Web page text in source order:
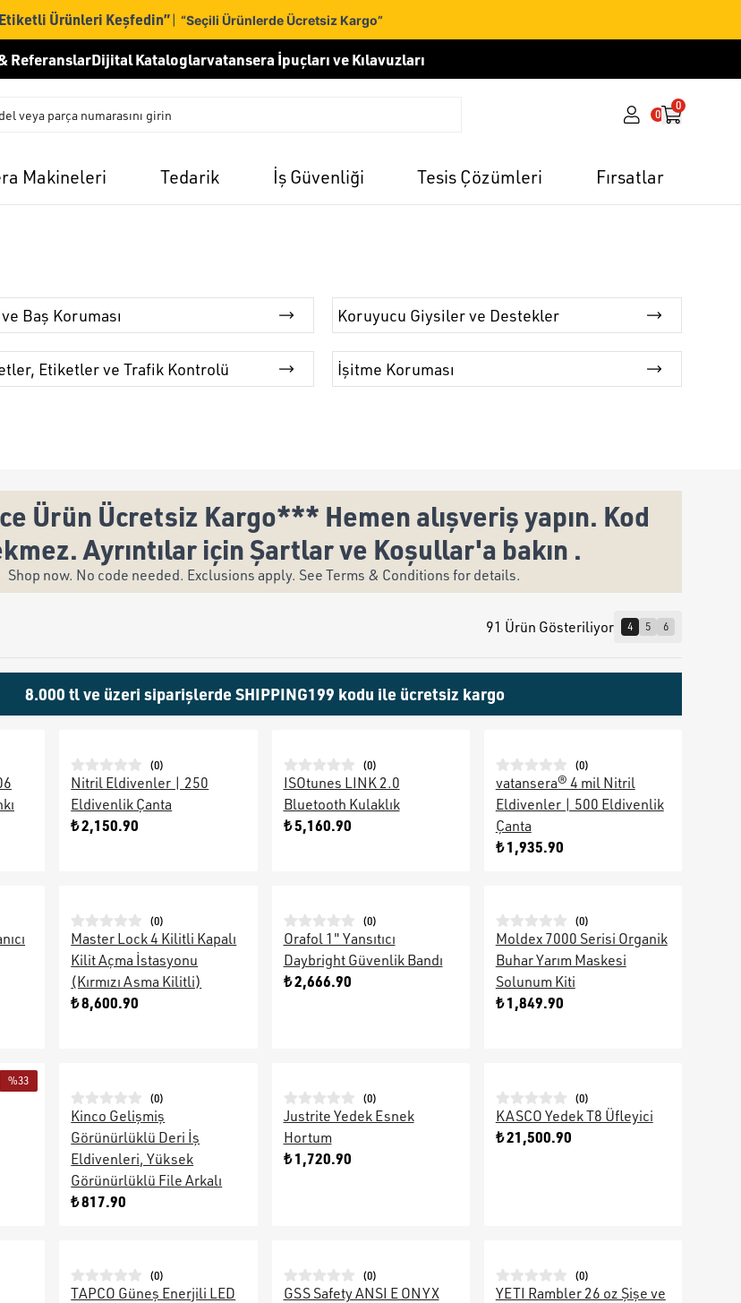
Ürünleri Keşfedin”| “Seçili Ürünlerde Ücretsiz Kargo”
ReferanslarDijital Kataloglarvatansera İpuçları ve Kılavuzları
0
0
Makineleri Tedarik İş Güvenliği Tesis Çözümleri Fırsatlar
Baş Koruması Koruyucu Giysiler ve Destekler
Etiketler ve Trafik Kontrolü İşitme Koruması
Ürün Ücretsiz Kargo*** Hemen alışveriş yapın. Kod
Ayrıntılar için Şartlar ve Koşullar'a bakın .
Shop now. No code needed. Exclusions apply. See Terms & Conditions for details.
91 Ürün Gösteriliyor 4 5 6
8.000 tl ve üzeri siparişlerde SHIPPING199 kodu ile ücretsiz kargo
(0)
Nitril Eldivenler | 250
Eldivenlik Çanta
₺ 2,150.90
(0)
ISOtunes LINK 2.0
Bluetooth Kulaklık
₺ 5,160.90
(0)
vatansera® 4 mil Nitril
Eldivenler | 500 Eldivenlik
Çanta
₺ 1,935.90
(0)
Master Lock 4 Kilitli Kapalı
Kilit Açma İstasyonu
(Kırmızı Asma Kilitli)
₺ 8,600.90
(0)
Orafol 1" Yansıtıcı
Daybright Güvenlik Bandı
₺ 2,666.90
(0)
Moldex 7000 Serisi Organik
Buhar Yarım Maskesi
Solunum Kiti
₺ 1,849.90
%33
(0)
Kinco Gelişmiş
Görünürlüklü Deri İş
Eldivenleri, Yüksek
Görünürlüklü File Arkalı
₺ 817.90
(0)
Justrite Yedek Esnek
Hortum
₺ 1,720.90
(0)
KASCO Yedek T8 Üfleyici
₺ 21,500.90
(0)
TAPCO Güneş Enerjili LED
(0)
GSS Safety ANSI E ONYX
(0)
YETI Rambler 26 oz Şişe ve